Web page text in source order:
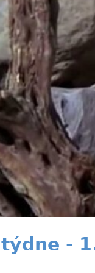
-